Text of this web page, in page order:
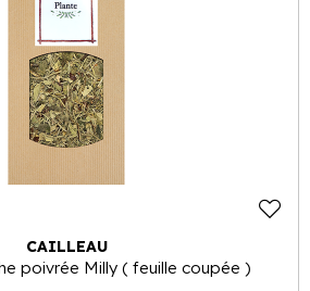
CAILLEAU
poivrée Milly ( feuille coupée )